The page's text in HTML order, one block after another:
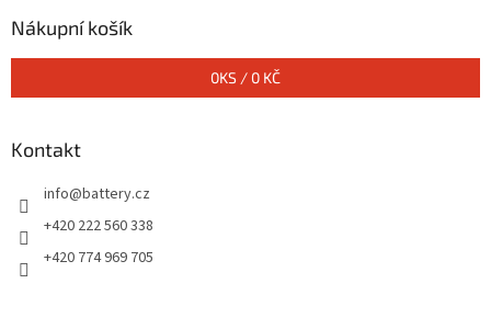
Nákupní košík
0KS / 0 KČ
Kontakt
info@battery.cz
+420 222 560 338
+420 774 969 705